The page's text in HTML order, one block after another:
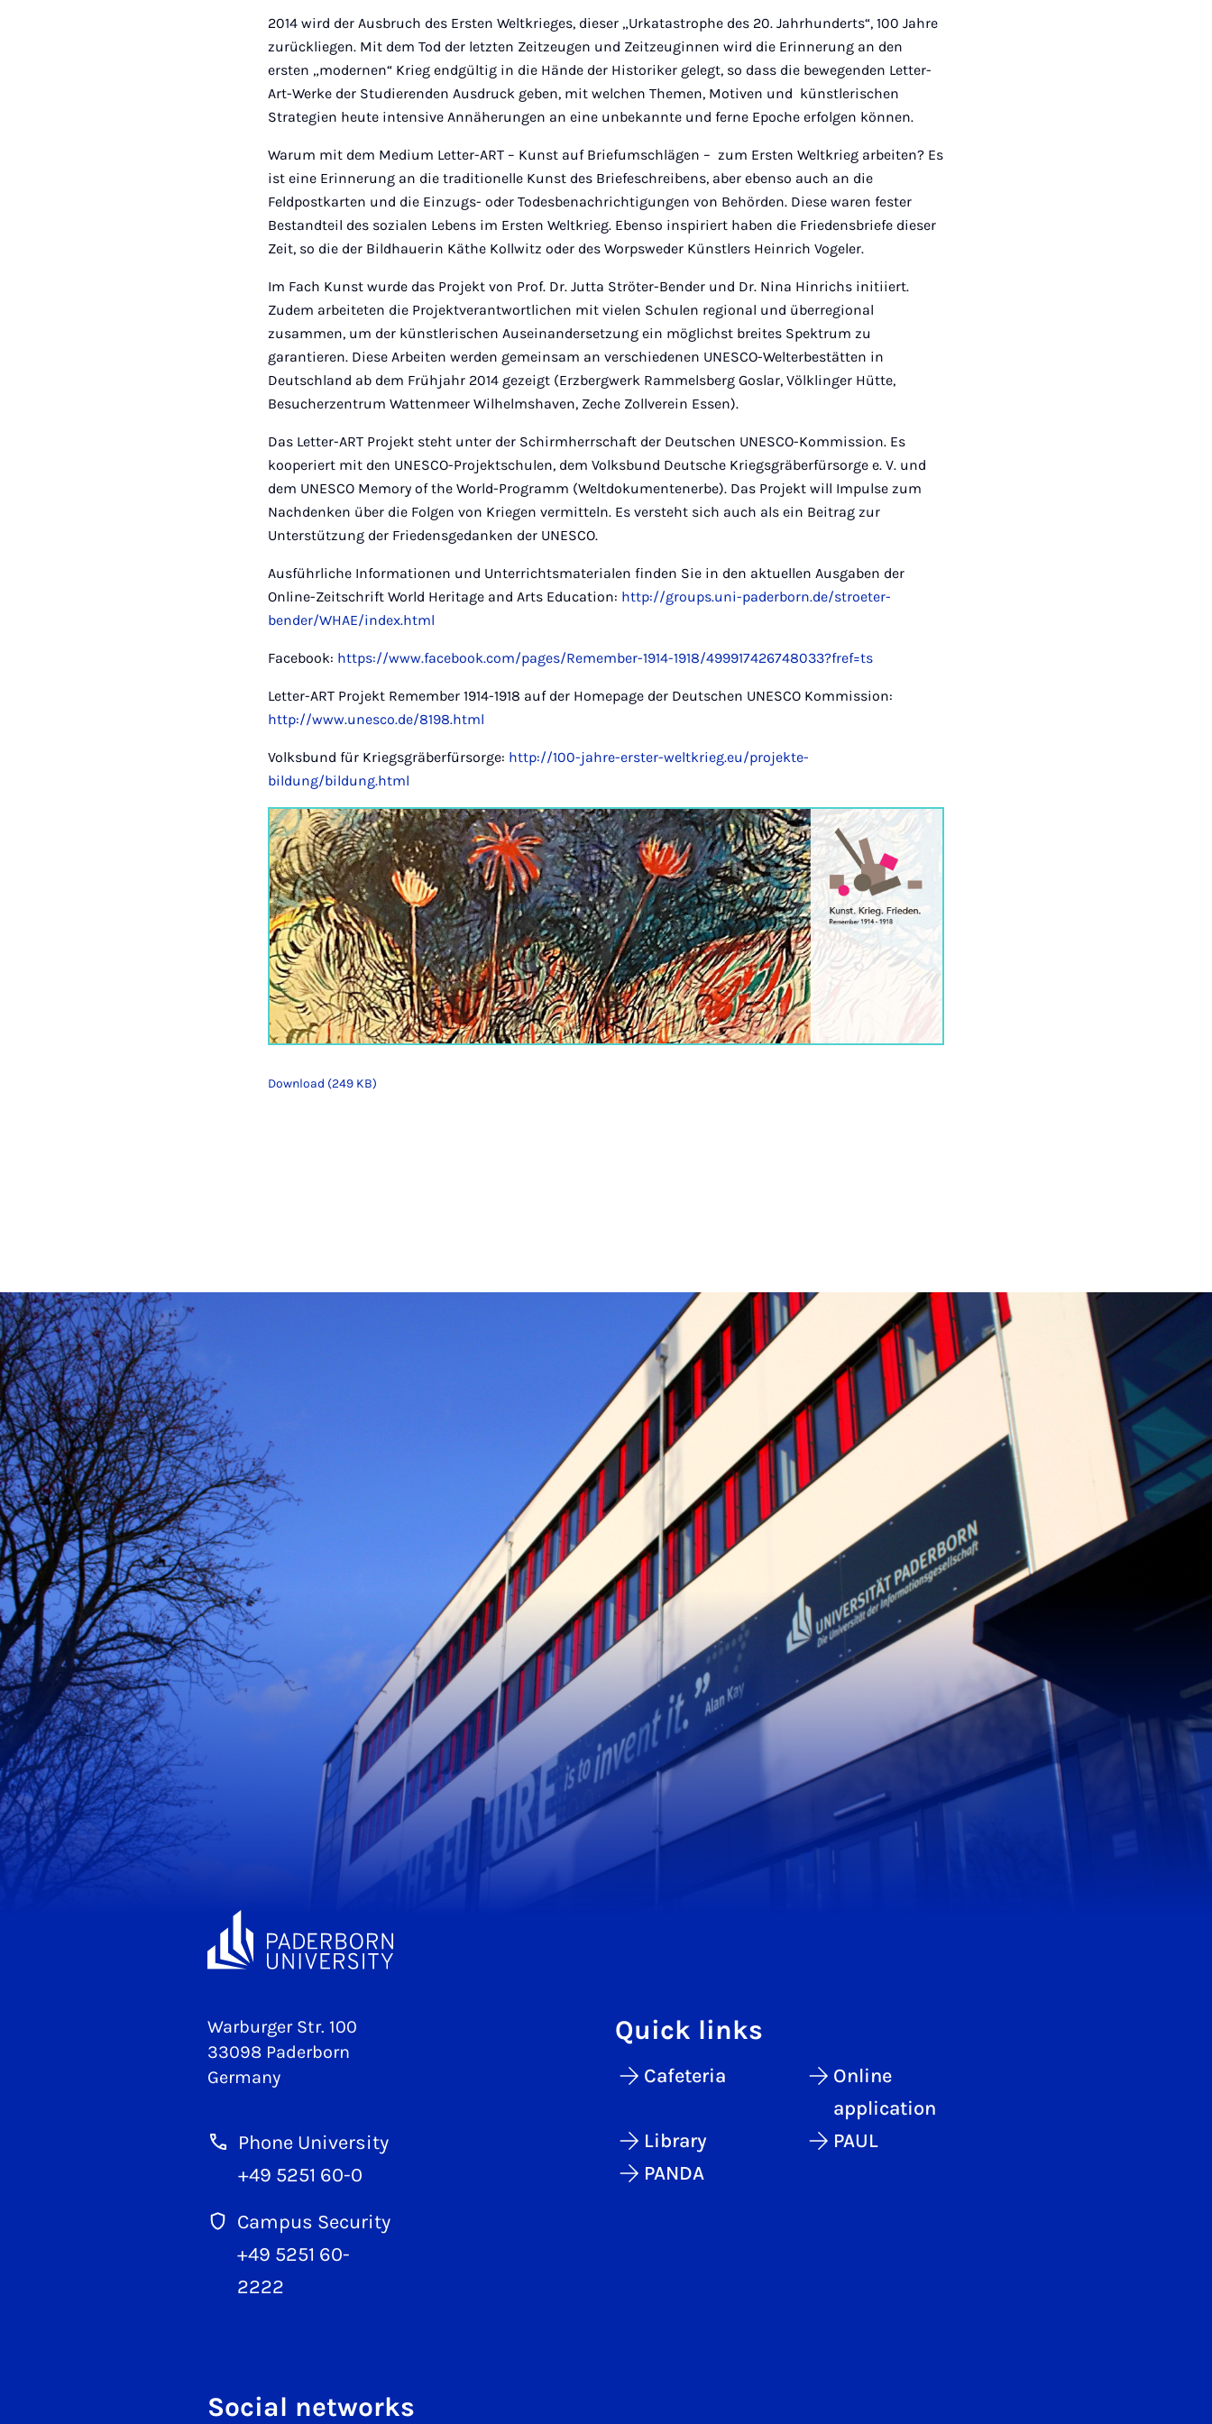
2014 wird der Ausbruch des Ersten Weltkrieges, dieser „Urkatastrophe des 20. Jahrhunderts“, 100 Jahre
zurückliegen. Mit dem Tod der letzten Zeitzeugen und Zeitzeuginnen wird die Erinnerung an den
ersten „modernen“ Krieg endgültig in die Hände der Historiker gelegt, so dass die bewegenden Letter-
Art-Werke der Studierenden Ausdruck geben, mit welchen Themen, Motiven und künstlerischen
Strategien heute intensive Annäherungen an eine unbekannte und ferne Epoche erfolgen können.
Warum mit dem Medium Letter-ART – Kunst auf Briefumschlägen – zum Ersten Weltkrieg arbeiten? Es
ist eine Erinnerung an die traditionelle Kunst des Briefeschreibens, aber ebenso auch an die
Feldpostkarten und die Einzugs- oder Todesbenachrichtigungen von Behörden. Diese waren fester
Bestandteil des sozialen Lebens im Ersten Weltkrieg. Ebenso inspiriert haben die Friedensbriefe dieser
Zeit, so die der Bildhauerin Käthe Kollwitz oder des Worpsweder Künstlers Heinrich Vogeler.
Im Fach Kunst wurde das Projekt von Prof. Dr. Jutta Ströter-Bender und Dr. Nina Hinrichs initiiert.
Zudem arbeiteten die Projektverantwortlichen mit vielen Schulen regional und überregional
zusammen, um der künstlerischen Auseinandersetzung ein möglichst breites Spektrum zu
garantieren. Diese Arbeiten werden gemeinsam an verschiedenen UNESCO-Welterbestätten in
Deutschland ab dem Frühjahr 2014 gezeigt (Erzbergwerk Rammelsberg Goslar, Völklinger Hütte,
Besucherzentrum Wattenmeer Wilhelmshaven, Zeche Zollverein Essen).
Das Letter-ART Projekt steht unter der Schirmherrschaft der Deutschen UNESCO-Kommission. Es
kooperiert mit den UNESCO-Projektschulen, dem Volksbund Deutsche Kriegsgräberfürsorge e. V. und
dem UNESCO Memory of the World-Programm (Weltdokumentenerbe). Das Projekt will Impulse zum
Nachdenken über die Folgen von Kriegen vermitteln. Es versteht sich auch als ein Beitrag zur
Unterstützung der Friedensgedanken der UNESCO.
Ausführliche Informationen und Unterrichtsmaterialen finden Sie in den aktuellen Ausgaben der
Online-Zeitschrift World Heritage and Arts Education: http://groups.uni-paderborn.de/stroeter-
bender/WHAE/index.html
Facebook: https://www.facebook.com/pages/Remember-1914-1918/499917426748033?fref=ts
Letter-ART Projekt Remember 1914-1918 auf der Homepage der Deutschen UNESCO Kommission:
http://www.unesco.de/8198.html
Volksbund für Kriegsgräberfürsorge: http://100-jahre-erster-weltkrieg.eu/projekte-
bildung/bildung.html
Download (249 KB)
Warburger Str. 100
33098 Paderborn
Germany
Phone University
+49 5251 60-0
Campus Security
+49 5251 60-
2222
Quick links
Cafeteria
Online
application
Library
PAUL
PANDA
Social networks